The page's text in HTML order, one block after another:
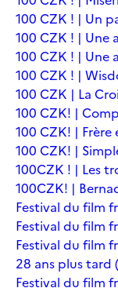
100 CZK ! | Un
100 CZK ! | Une
100 CZK ! | Une
100 CZK ! |
100 CZK | La
100 CZK! |
100 CZK! | Frère
100 CZK! |
100CZK ! | Les
100CZK! |
Festival du film
Festival du film
Festival du film
28 ans plus tard
Festival du film